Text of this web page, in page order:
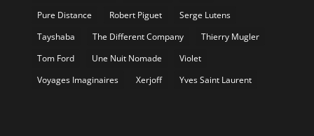
Pure Distance
Robert Piguet
Serge Lutens
Tayshaba
The Different Company
Thierry Mugler
Tom Ford
Une Nuit Nomade
Violet
Voyages Imaginaires
Xerjoff Yves Saint Laurent